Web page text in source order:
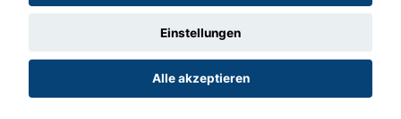
Datenschutz Impressum AGB
AGB (Teile)
AGB (Gebrauchtwagen) Widerruf
Einstellungen
Alle akzeptieren